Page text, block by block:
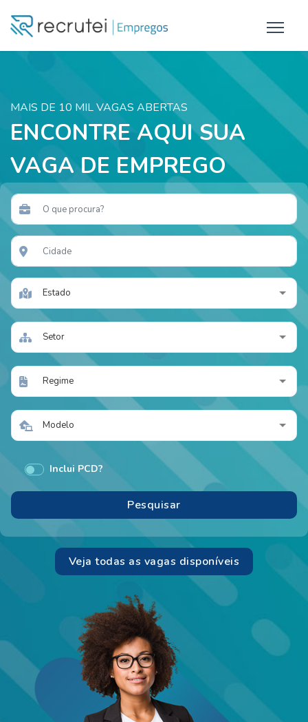
MAIS DE 10 MIL VAGAS ABERTAS
ENCONTRE AQUI SUA
VAGA DE EMPREGO
Estado
Setor
Regime
Modelo
Inclui PCD?
Veja todas as vagas disponíveis